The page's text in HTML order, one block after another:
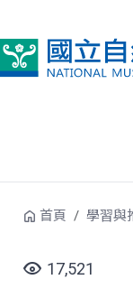
首頁 學習與
17,521